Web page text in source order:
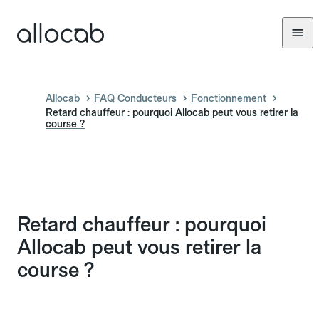
Allocab FAQ Conducteurs
Fonctionnement
Retard chauffeur : pourquoi Allocab peut vous retirer la
course ?
Retard chauffeur : pourquoi
Allocab peut vous retirer la
course ?